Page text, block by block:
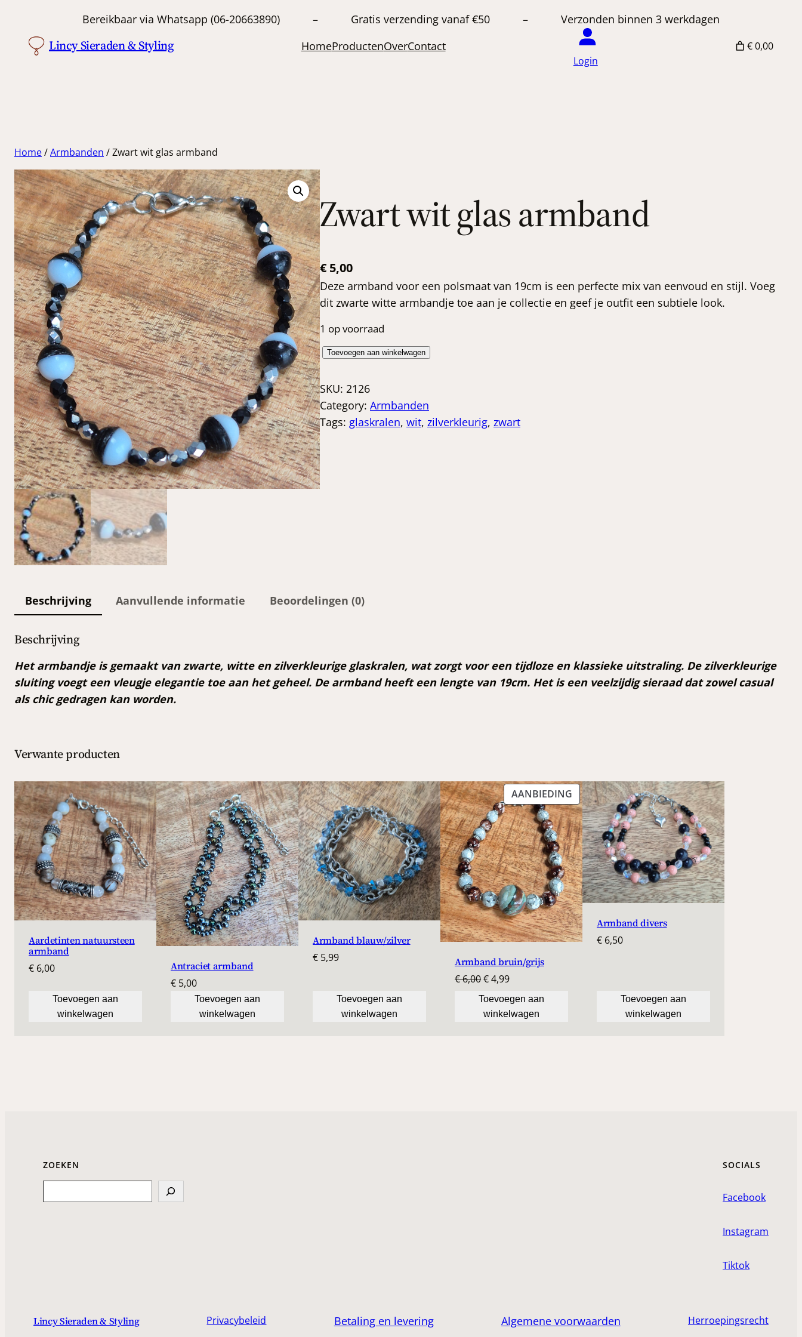
Bereikbaar via Whatsapp (06-20663890) – Gratis verzending vanaf €50 – Verzonden binnen 3 werkdagen
Lincy Sieraden & Styling HomeProductenOverContact
Login
€ 0,00
Home/Armbanden / Zwart wit glas armband
Zwart wit glas armband
€ 5,00
Deze armband voor een polsmaat van 19cm is een perfecte mix van eenvoud en stijl. Voeg
dit zwarte witte armbandje toe aan je collectie en geef je outfit een subtiele look.
1 op voorraad
Z
w
a
r
t
w
i
t
g
b
a
a
Toevoegen aan winkelwagen
SKU: 2126
Category: Armbanden
Tags: glaskralen, wit, zilverkleurig, zwart
Beschrijving Aanvullende informatie Beoordelingen (0)
Beschrijving
Het armbandje is gemaakt van zwarte, witte en zilverkleurige glaskralen, wat zorgt voor een tijdloze en klassieke uitstraling. De zilverkleurige
sluiting voegt een vleugje elegantie toe aan het geheel. De armband heeft een lengte van 19cm. Het is een veelzijdig sieraad dat zowel casual
als chic gedragen kan worden.
Verwante producten
Aardetinten natuursteen
armband
€ 6,00
Toevoegen aan
winkelwagen
Antraciet armband
€ 5,00
Toevoegen aan
winkelwagen
Armband blauw/zilver
€ 5,99
Toevoegen aan
winkelwagen
AANBIEDING PRODUCT
IN
DE
UITVERKOOP
Armband bruin/grijs
€6,00Oorspronkelijke
prijs
was:
€4,99Huidige
is:
€ 4,99.
Toevoegen aan
winkelwagen
Armband divers
€ 6,50
Toevoegen aan
winkelwagen
ZOEKEN SOCIALS
Facebook
Instagram
Tiktok
Lincy Sieraden & Styling Privacybeleid Betaling en levering Algemene voorwaarden Herroepingsrecht